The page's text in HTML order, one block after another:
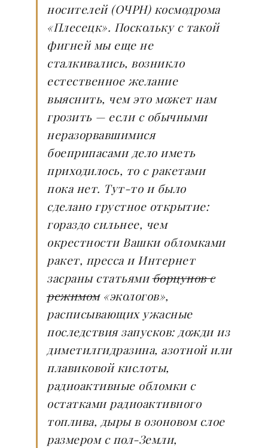
носителей (ОЧРН) космодрома
«Плесецк». Поскольку с такой
фигней мы еще не
сталкивались, возникло
естественное желание
выяснить, чем это может нам
грозить — если с обычными
неразорвавшимися
боеприпасами дело иметь
приходилось, то с ракетами
пока нет. Тут-то и было
сделано грустное открытие:
гораздо сильнее, чем
окрестности Вашки обломками
ракет, пресса и Интернет
засраны статьямиборцунов с
режимом«экологов»,
расписывающих ужасные
последствия запусков: дожди из
диметилгидразина, азотной или
плавиковой кислоты,
радиоактивные обломки с
остатками радиоактивного
топлива, дыры в озоновом слое
размером с пол-Земли,